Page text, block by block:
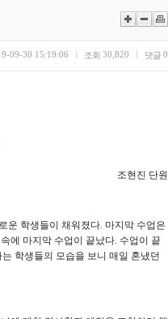
09-30 15:19:06 조회 30,820 댓글 0
조현진 단원
운 학생들이 채워졌다. 마지막 수업은
에 마지막 수업이 끝났다. 수업이 끝
학생들의 모습을 보니 매일 혼냈던